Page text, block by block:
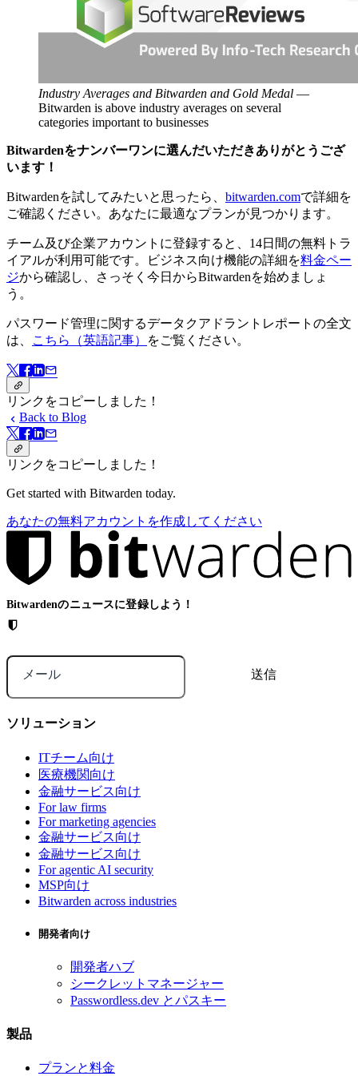
Industry Averages and Bitwarden and Gold Medal —
Bitwarden is above industry averages on several
categories important to businesses
Bitwardenをナンバーワンに選んだいただきありがとうござ
います！
Bitwardenを試してみたいと思ったら、 bitwarden.comで詳細を
ご確認ください。あなたに最適なプランが見つかります。
チーム及び企業アカウントに登録すると、14日間の無料トラ
イアルが利用可能です。ビジネス向け機能の詳細を料金ペー
ジから確認し、さっそく今日からBitwardenを始めましょ
う。
パスワード管理に関するデータクアドラントレポートの全文
は、
こちら（英語記事） をご覧ください。
リンクをコピーしました！
Back to Blog
リンクをコピーしました！
Get started with Bitwarden today.
あなたの無料アカウントを作成してください
Bitwardenのニュースに登録しよう！
メール
ソリューション
ITチーム向け
医療機関向け
金融サービス向け
For law firms
For marketing agencies
金融サービス向け
金融サービス向け
For agentic AI security
MSP向け
Bitwarden across industries
開発者向け
開発者ハブ
シークレットマネージャー
Passwordless.dev とパスキー
製品
プランと料金